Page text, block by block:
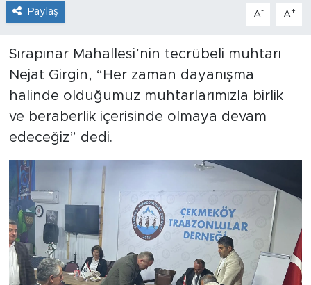
Paylaş A- A+
Sırapınar Mahallesi’nin tecrübeli muhtarı
Nejat Girgin, “Her zaman dayanışma
halinde olduğumuz muhtarlarımızla birlik
ve beraberlik içerisinde olmaya devam
edeceğiz” dedi.